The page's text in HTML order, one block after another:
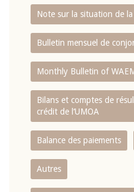
Note sur la situation de
Bulletin mensuel de
Monthly Bulletin of
Bilans et comptes de
crédit de l‘UMOA
Balance des paiements
Autres